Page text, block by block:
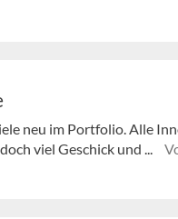
neu im Portfolio. Alle
viel Geschick und ...